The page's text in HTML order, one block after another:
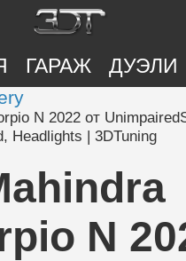
ГАРАЖ ДУЭЛИ
N 2022 от
Headlights | 3DTuning
N